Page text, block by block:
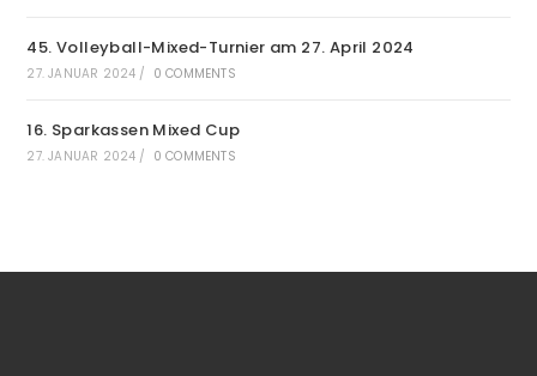
45. Volleyball-Mixed-Turnier am 27. April 2024
27. JANUAR 2024 / 0 COMMENTS
16. Sparkassen Mixed Cup
27. JANUAR 2024 / 0 COMMENTS